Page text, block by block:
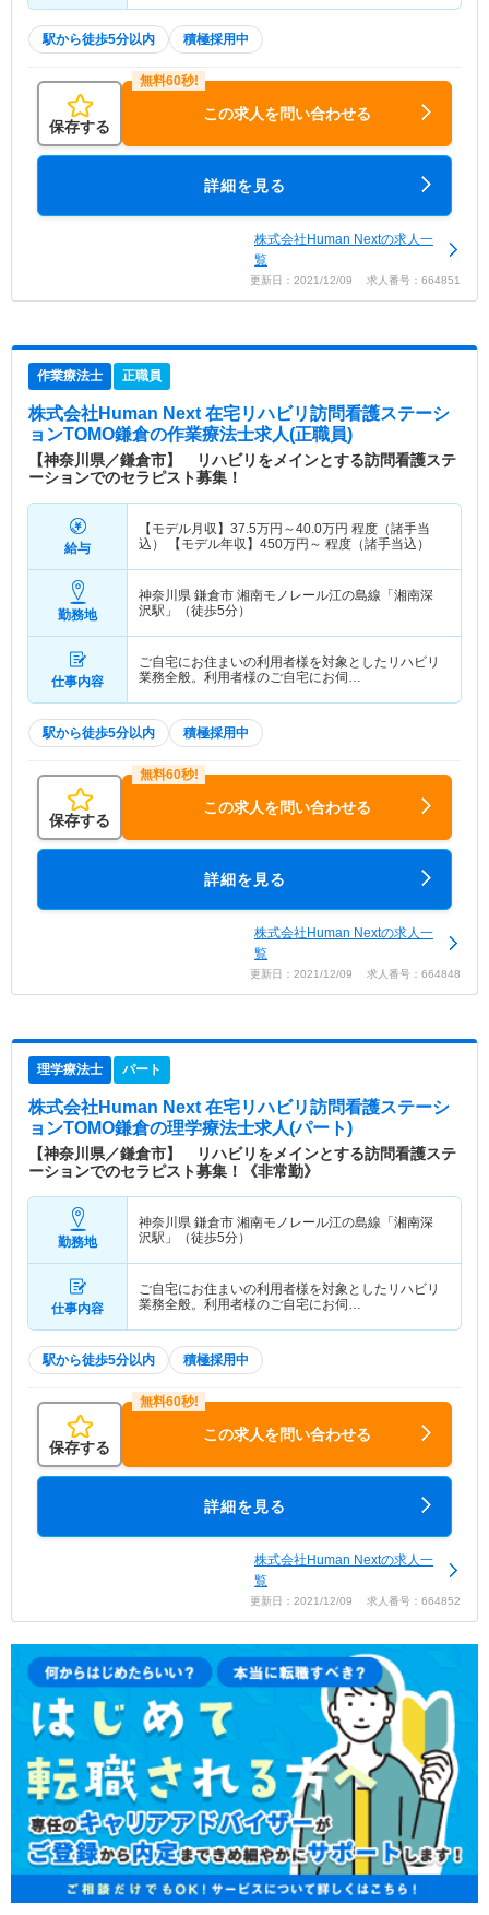
駅から徒歩5分以内 積極採用中
保存する
この求人を問い合わせる
詳細を見る
株式会社Human Nextの求人一
覧
更新日：2021/12/09 求人番号：664851
作業療法士 正職員
株式会社Human Next 在宅リハビリ訪問看護ステーシ
ョンTOMO鎌倉の作業療法士求人(正職員)
【神奈川県／鎌倉市】 リハビリをメインとする訪問看護ステ
ーションでのセラピスト募集！
給与
【モデル月収】 37.5万円～40.0万円 程度（諸手当
込） 【モデル年収】 450万円～ 程度（諸手当込）
勤務地
神奈川県 鎌倉市 湘南モノレール江の島線「湘南深
沢駅」（徒歩5分）
仕事内容
ご自宅にお住まいの利用者様を対象としたリハビリ
業務全般。利用者様のご自宅にお伺…
駅から徒歩5分以内 積極採用中
保存する
この求人を問い合わせる
詳細を見る
株式会社Human Nextの求人一
覧
更新日：2021/12/09 求人番号：664848
理学療法士 パート
株式会社Human Next 在宅リハビリ訪問看護ステーシ
ョンTOMO鎌倉の理学療法士求人(パート)
【神奈川県／鎌倉市】 リハビリをメインとする訪問看護ステ
ーションでのセラピスト募集！《非常勤》
勤務地
神奈川県 鎌倉市 湘南モノレール江の島線「湘南深
沢駅」（徒歩5分）
仕事内容
ご自宅にお住まいの利用者様を対象としたリハビリ
業務全般。利用者様のご自宅にお伺…
駅から徒歩5分以内 積極採用中
保存する
この求人を問い合わせる
詳細を見る
株式会社Human Nextの求人一
覧
更新日：2021/12/09 求人番号：664852